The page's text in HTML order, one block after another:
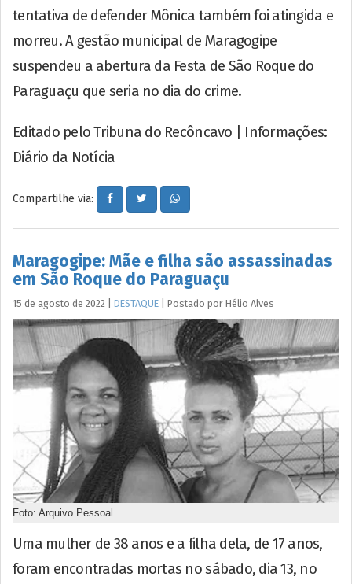
tentativa de defender Mônica também foi atingida e
morreu. A gestão municipal de Maragogipe
suspendeu a abertura da Festa de São Roque do
Paraguaçu que seria no dia do crime.
Editado pelo Tribuna do Recôncavo | Informações:
Diário da Notícia
Compartilhe via:
Maragogipe: Mãe e filha são assassinadas
em São Roque do Paraguaçu
15 de agosto de 2022 DESTAQUE Postado por Hélio Alves
Foto: Arquivo Pessoal
Uma mulher de 38 anos e a filha dela, de 17 anos,
foram encontradas mortas no sábado, dia 13, no